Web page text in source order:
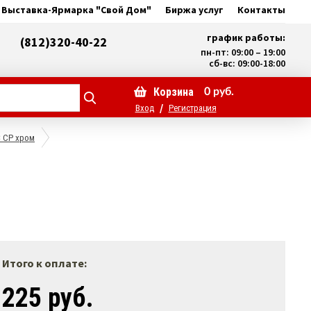
Выставка-Ярмарка "Свой Дом" Биржа услуг Контакты
(812)320-40-22
график работы:
пн-пт: 09:00 – 19:00
сб-вс: 09:00-18:00
Корзина 0руб.
Вход / Регистрация
СР хром
Итого к оплате:
225 руб.